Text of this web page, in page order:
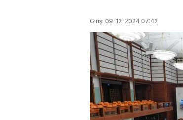
Giriş: 09-12-2024 07:42